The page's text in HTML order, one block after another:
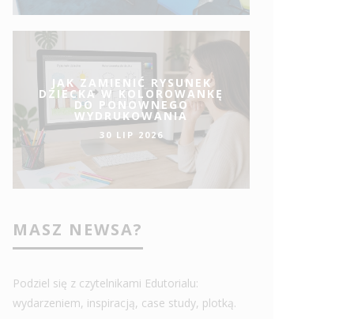
JAK ZAMIENIĆ RYSUNEK
DZIECKA W KOLOROWANKĘ
DO PONOWNEGO
WYDRUKOWANIA
30 LIP 2026
MASZ NEWSA?
Podziel się z czytelnikami Edutorialu:
wydarzeniem, inspiracją, case study, plotką.